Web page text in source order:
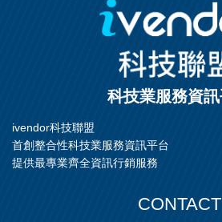
科技業服務資
ivendor科技聯盟
首創整合性科技業服務資訊平台
提供最專業齊全資訊行銷服務
CONTACT